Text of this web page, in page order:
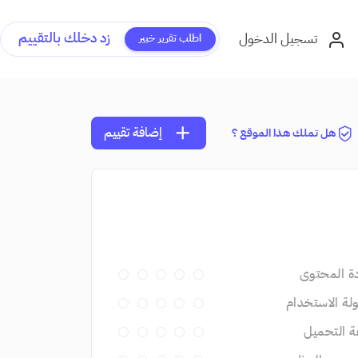
تسجيل الدخول اطلب تقرير خبير زد دخلك بالتقييم
هل تملك هذا الموقع ؟ add إضافة تقييم
المحتوى
الاستخدام
التحميل